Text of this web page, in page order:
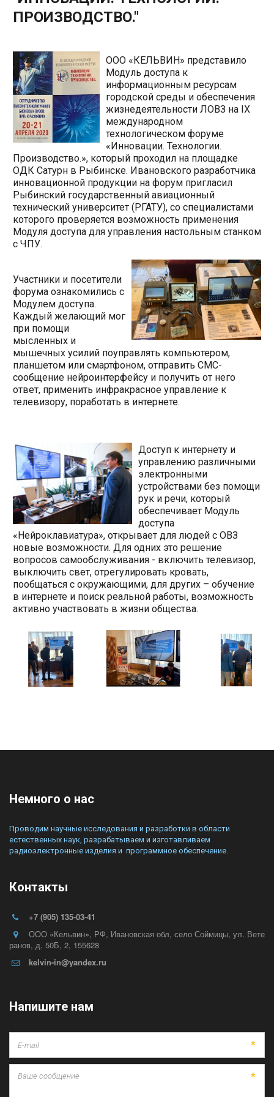
ПРОИЗВОДСТВО."
ООО «КЕЛЬВИН» представило
Модуль доступа к
информационным ресурсам
городской среды и обеспечения
жизнедеятельности ЛОВЗ на IX
международном
технологическом форуме
«Инновации. Технологии.
Производство.», который проходил на площадке
ОДК Сатурн в Рыбинске. Ивановского разработчика
инновационной продукции на форум пригласил
Рыбинский государственный авиационный
технический университет (РГАТУ), со специалистами
которого проверяется возможность применения
Модуля доступа для управления настольным станком
с ЧПУ.
Участники и посетители
форума ознакомились с
Модулем доступа.
Каждый желающий мог
при помощи
мысленных и
мышечных усилий поуправлять компьютером,
планшетом или смартфоном, отправить СМС-
сообщение нейроинтерфейсу и получить от него
ответ, применить инфракрасное управление к
телевизору, поработать в интернете.
Доступ к интернету и
управлению различными
электронными
устройствами без помощи
рук и речи, который
обеспечивает Модуль
доступа
«Нейроклавиатура», открывает для людей с ОВЗ
новые возможности. Для одних это решение
вопросов самообслуживания - включить телевизор,
выключить свет, отрегулировать кровать,
пообщаться с окружающими, для других – обучение
в интернете и поиск реальной работы, возможность
активно участвовать в жизни общества.
Немного о нас
Проводим научные исследования и разработки в области
естественных наук, разрабатываем и изготавливаем
радиоэлектронные изделия и  программное обеспечение.
Контакты
+7 (905) 135-03-41
ООО «Кельвин», РФ, Ивановская обл, село Соймицы, ул. Вете
ранов, д. 50Б, 2, 155628
kelvin-in@yandex.ru
Напишите нам
*
*